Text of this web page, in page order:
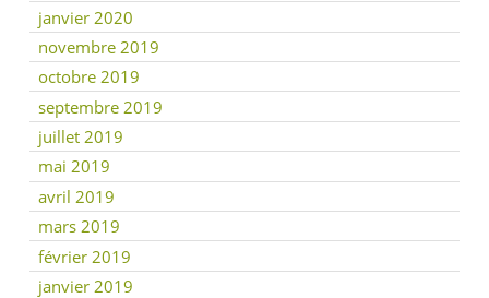
janvier 2020
novembre 2019
octobre 2019
septembre 2019
juillet 2019
mai 2019
avril 2019
mars 2019
février 2019
janvier 2019